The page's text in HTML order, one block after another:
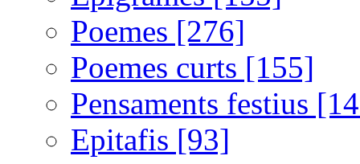
Poemes [276]
Poemes curts [155]
Pensaments festius
Epitafis [93]